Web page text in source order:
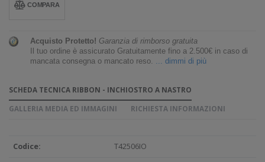
COMPARA
Acquisto Protetto! Garanzia di rimborso gratuita
Il tuo ordine è assicurato Gratuitamente fino a 2.500€ in caso di
mancata consegna o mancato reso. ... dimmi di più
SCHEDA TECNICA RIBBON - INCHIOSTRO A NASTRO
GALLERIA MEDIA ED IMMAGINI
RICHIESTA INFORMAZIONI
Codice: T42506IO